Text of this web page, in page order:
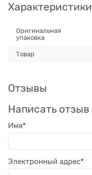
Характеристики
Оригинальная
упаковка
Товар
Отзывы
Написать отзыв
Имя
Электронный адрес